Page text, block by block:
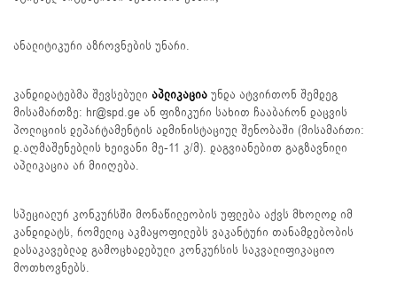
ანალიტიკური აზროვნების უნარი.
კანდიდატებმა შევსებული აპლიკაცია უნდა ატვირთონ შემდეგ
მისამართზე: hr@spd.ge ან ფიზიკური სახით ჩააბარონ დაცვის
პოლიციის დეპარტამენტის ადმინისტაციულ შენობაში (მისამართი:
დ.აღმაშენებლის ხეივანი მე-11 კ/მ). დაგვიანებით გაგზავნილი
აპლიკაცია არ მიიღება.
სპეციალურ კონკურსში მონაწილეობის უფლება აქვს მხოლოდ იმ
კანდიდატს, რომელიც აკმაყოფილებს ვაკანტური თანამდებობის
დასაკავებლად გამოცხადებული კონკურსის საკვალიფიკაციო
მოთხოვნებს.